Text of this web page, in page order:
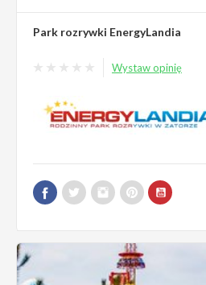
Park rozrywki EnergyLandia
Wystaw opinię